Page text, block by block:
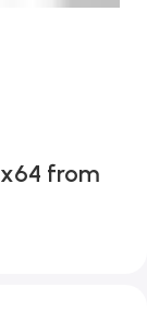
from